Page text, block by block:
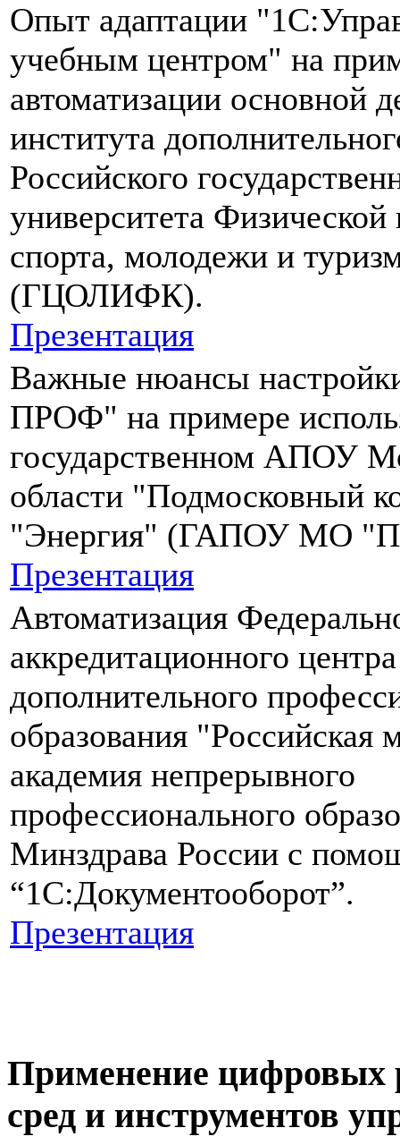
Опыт адаптации
учебным центром" на
автоматизации основной
института
Российского
университета Физической
спорта, молодежи и
(ГЦОЛИФК).
Презентация
Важные нюансы
ПРОФ" на примере
государственном АПОУ
области "Подмосковный
"Энергия" (ГАПОУ МО
Презентация
Автоматизация
аккредитационного
дополнительного
образования "Российская
академия непрерывного
профессионального
Минздрава России с
“1С:Документооборот”.
Презентация
Применение цифровых
сред и инструментов